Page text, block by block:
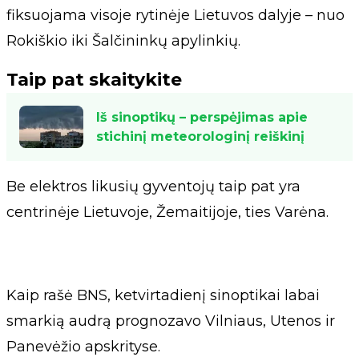
fiksuojama visoje rytinėje Lietuvos dalyje – nuo
Rokiškio iki Šalčininkų apylinkių.
Taip pat skaitykite
Iš sinoptikų – perspėjimas apie
stichinį meteorologinį reiškinį
Be elektros likusių gyventojų taip pat yra
centrinėje Lietuvoje, Žemaitijoje, ties Varėna.
Kaip rašė BNS, ketvirtadienį sinoptikai labai
smarkią audrą prognozavo Vilniaus, Utenos ir
Panevėžio apskrityse.